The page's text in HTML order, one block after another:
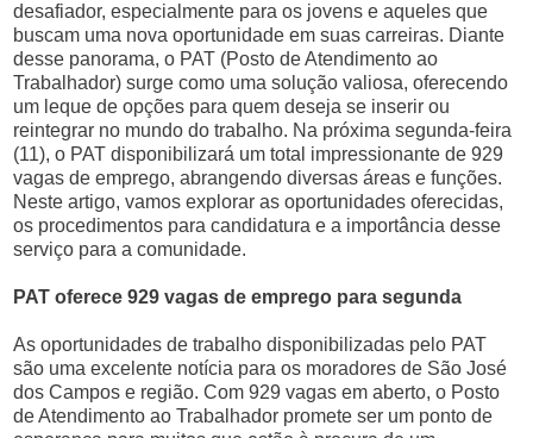
desafiador, especialmente para os jovens e aqueles que
buscam uma nova oportunidade em suas carreiras. Diante
desse panorama, o PAT (Posto de Atendimento ao
Trabalhador) surge como uma solução valiosa, oferecendo
um leque de opções para quem deseja se inserir ou
reintegrar no mundo do trabalho. Na próxima segunda-feira
(11), o PAT disponibilizará um total impressionante de 929
vagas de emprego, abrangendo diversas áreas e funções.
Neste artigo, vamos explorar as oportunidades oferecidas,
os procedimentos para candidatura e a importância desse
serviço para a comunidade.
PAT oferece 929 vagas de emprego para segunda
As oportunidades de trabalho disponibilizadas pelo PAT
são uma excelente notícia para os moradores de São José
dos Campos e região. Com 929 vagas em aberto, o Posto
de Atendimento ao Trabalhador promete ser um ponto de